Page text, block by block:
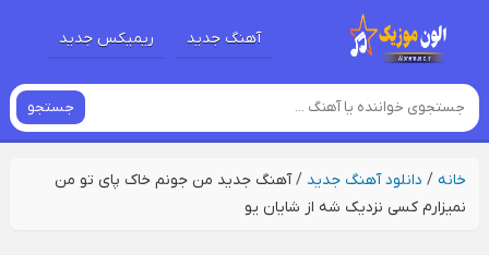
آهنگ جدید ریمیکس جدید
جستجو
خانه/ دانلود آهنگ جدید /آهنگ جدید من جونم خاک پای تو من
نمیزارم کسی نزدیک شه از شایان یو